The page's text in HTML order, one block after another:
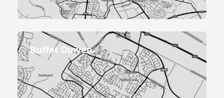
Buffet Duiven